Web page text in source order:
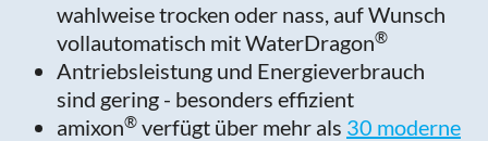
wahlweise trocken oder nass, auf Wunsch
vollautomatisch mit WaterDragon®
Antriebsleistung und Energieverbrauch
sind gering - besonders effizient
amixon® verfügt über mehr als 30 moderne